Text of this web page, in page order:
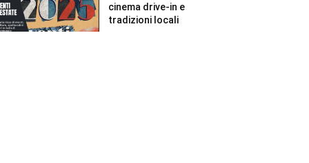
cinema drive-in e
tradizioni locali